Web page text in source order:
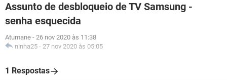
Assunto de desbloqueio de TV Samsung -
senha esquecida
Atumane - 26 nov 2020 às 11:38
ninha25 - 27 nov 2020 às 05:05
1 Respostas